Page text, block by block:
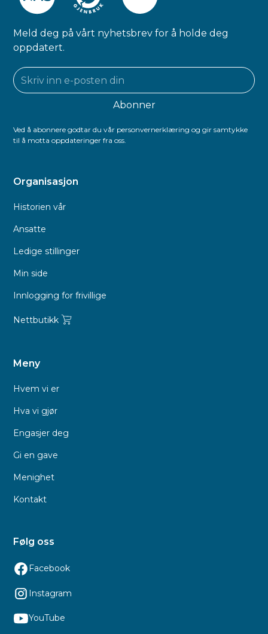
Meld deg på vårt nyhetsbrev for å holde deg
oppdatert.
Ved å abonnere godtar du vår personvernerklæring og gir samtykke
til å motta oppdateringer fra oss.
Organisasjon
Historien vår
Ansatte
Ledige stillinger
Min side
Innlogging for frivillige
Nettbutikk
Meny
Hvem vi er
Hva vi gjør
Engasjer deg
Gi en gave
Menighet
Kontakt
Følg oss
Facebook
Instagram
YouTube